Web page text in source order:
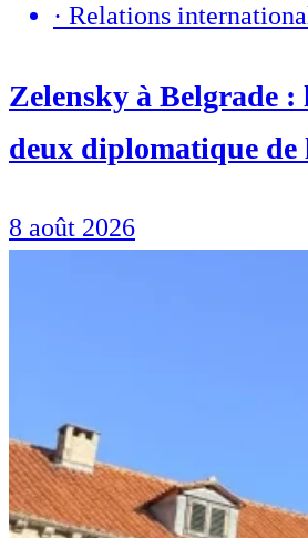
· Relations
Zelensky à Belgrade :
deux diplomatique de
8 août 2026